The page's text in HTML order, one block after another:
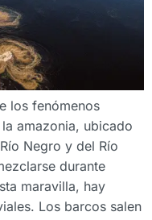
los fenómenos
amazonia, ubicado
Negro y del Río
durante
maravilla, hay
Los barcos salen